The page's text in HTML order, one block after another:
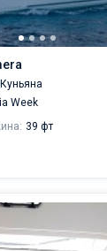
Week
39 фт